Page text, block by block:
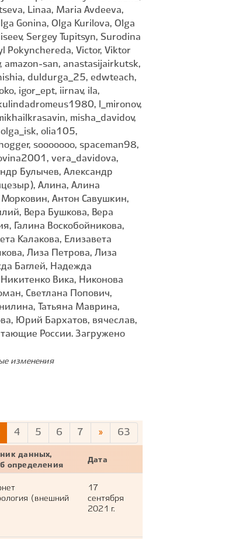
Linaa, Maria Avdeeva,
Gonina, Olga Kurilova, Olga
Sergey Tupitsyn, Surodina
Pokynchereda, Victor, Viktor
amazon-san, anastasijairkutsk,
duldurga_25, edwteach,
igor_ept, iirnav, ila,
l_mironov,
misha_davidov,
olia105,
sooooooo, spaceman98,
vera_davidova,
Булычев, Александр
Алина, Алина
Антон Савушкин,
Вера Бушкова, Вера
Галина Воскобойникова,
Калакова, Елизавета
Лиза Петрова, Лиза
Баглей, Надежда
Вика, Никонова
Светлана Попович,
Татьяна Маврина,
Юрий Бархатов, вячеслав,
России. Загружено
изменения
4 5 6 7 » 63
данных,
определения
Дата
(внешний
17
сентября
2021 г.